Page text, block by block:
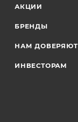
АКЦИИ
БРЕНДЫ
НАМ ДОВЕРЯЮТ
ИНВЕСТОРАМ